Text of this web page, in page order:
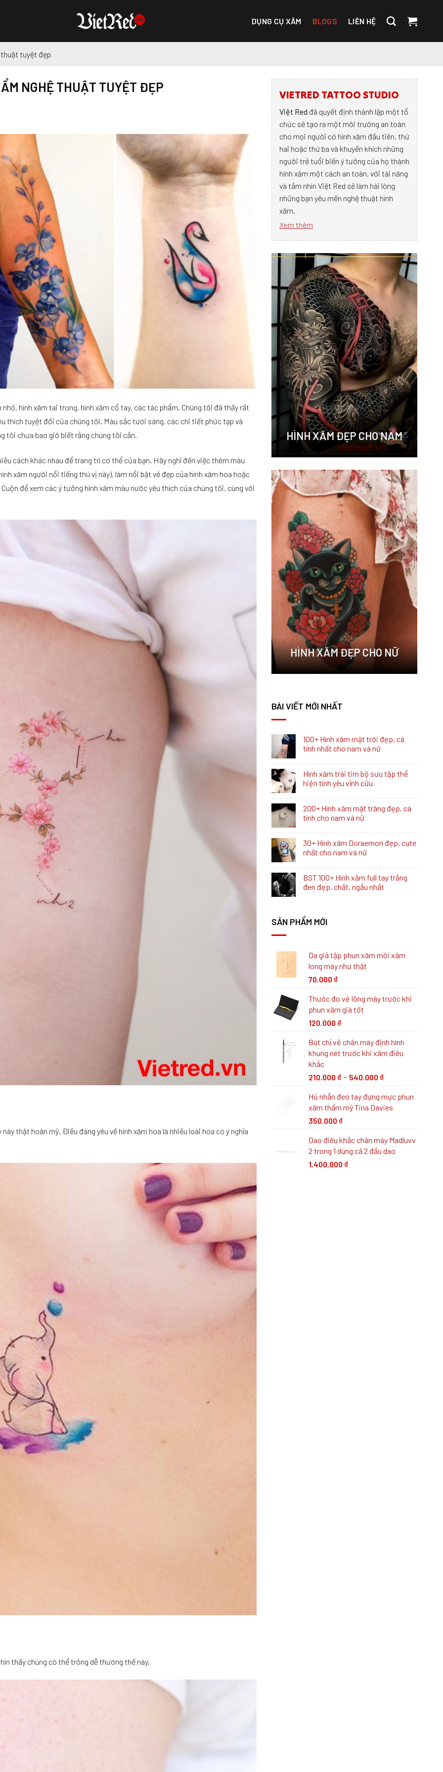
DỤNG CỤ XĂM BLOGS LIÊN HỆ
thuật tuyệt đẹp
NGHỆ THUẬT TUYỆT ĐẸP
hình xăm tai trong, hình xăm cổ tay, các tác phẩm. Chúng tôi đã thấy rất
thích tuyệt đối của chúng tôi. Màu sắc tươi sáng, các chi tiết phức tạp và
tôi chưa bao giờ biết rằng chúng tôi cần.
cách khác nhau để trang trí cơ thể của bạn. Hãy nghĩ đến việc thêm màu
xăm người nổi tiếng thú vị này), làm nổi bật vẻ đẹp của hình xăm hoa hoặc
để xem các ý tưởng hình xăm màu nước yêu thích của chúng tôi, cùng với
thật hoàn mỹ. Điều đáng yêu về hình xăm hoa là nhiều loài hoa có ý nghĩa
thấy chúng có thể trông dễ thương thế này.
VIETRED TATTOO STUDIO
Việt Red đã quyết định thành lập một tổ
chức sẽ tạo ra một môi trường an toàn
cho mọi người có hình xăm đầu tiên, thứ
hai hoặc thứ ba và khuyến khích những
người trẻ tuổi biến ý tưởng của họ thành
hình xăm một cách an toàn, với tài năng
và tầm nhìn Việt Red sẽ làm hài lòng
những bạn yêu mến nghệ thuật hình
xăm.
Xem thêm
HÌNH XĂM ĐẸP CHO NAM
HÌNH XĂM ĐẸP CHO NỮ
BÀI VIẾT MỚI NHẤT
100+ Hình xăm mặt trời đẹp, cá
tính nhất cho nam và nữ
Hình xăm trái tim bộ sưu tập thể
hiện tình yêu vĩnh cữu
200+ Hình xăm mặt trăng đẹp, cá
tính cho nam và nữ
30+ Hình xăm Doraemon đẹp, cute
nhất cho nam và nữ
BST 100+ Hình xăm full tay trắng
đen đẹp, chất, ngầu nhất
SẢN PHẨM MỚI
Da giả tập phun xăm môi xăm
long mày như thật
70.000 ₫
Thước đo vẽ lông mày trước khi
phun xăm giá tốt
120.000 ₫
Bút chỉ vẽ chân mày định hình
khung nét trước khi xăm điêu
khắc
210.000 ₫ – 540.000 ₫
Hủ nhẫn đeo tay đựng mực phun
xăm thẩm mỹ Tina Davies
350.000 ₫
Dao điêu khắc chân mày Madluvv
2 trong 1 dùng cả 2 đầu dao
1.400.000 ₫